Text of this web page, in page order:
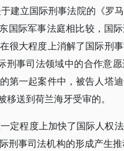
建立国际刑事法院的《罗
国际军事法庭相比较，国
很大程度上消解了国际刑
事司法领域中的合作意
第一起案件中，被告人塔
送到荷兰海牙受审的。
定程度上加快了国际人权
刑事司法机构的形成产生